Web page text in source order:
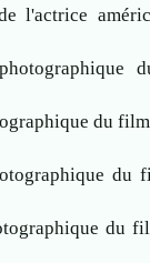
l'actrice
du
du
du